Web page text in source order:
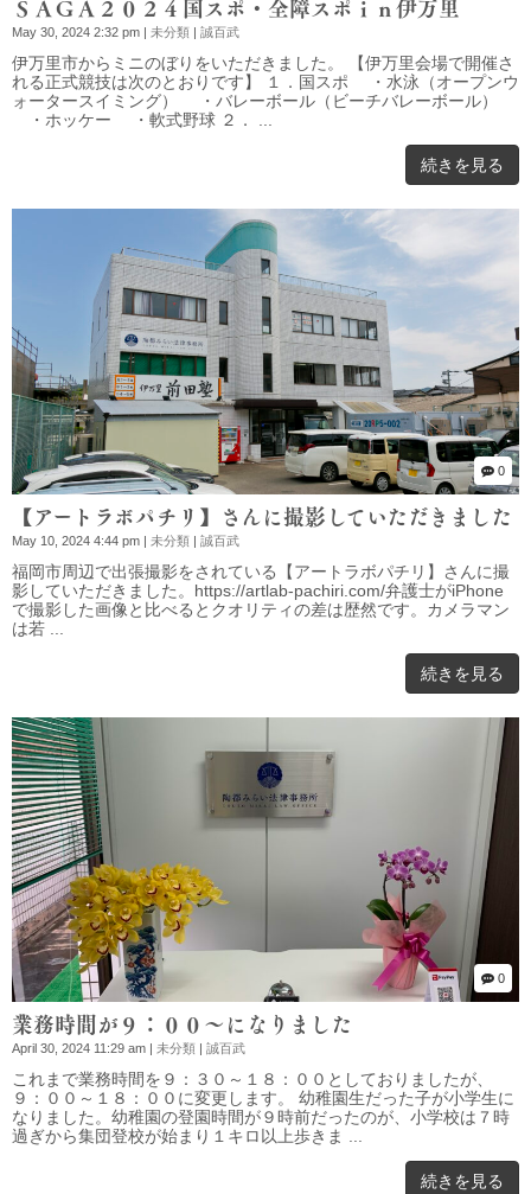
ＳＡＧＡ２０２４国スポ・全障スポｉｎ伊万里
May 30, 2024 2:32 pm 未分類 誠百武
伊万里市からミニのぼりをいただきました。 【伊万里会場で開催さ
れる正式競技は次のとおりです】 １．国スポ ・水泳（オープンウ
ォータースイミング） ・バレーボール（ビーチバレーボール）
・ホッケー ・軟式野球 ２． ...
続きを見る
0
【アートラボパチリ】さんに撮影していただきました
May 10, 2024 4:44 pm | 未分類 | 誠百武
福岡市周辺で出張撮影をされている【アートラボパチリ】さんに撮
影していただきました。https://artlab-pachiri.com/弁護士がiPhone
で撮影した画像と比べるとクオリティの差は歴然です。カメラマン
は若 ...
続きを見る
0
業務時間が９：００～になりました
April 30, 2024 11:29 am | 未分類 | 誠百武
これまで業務時間を９：３０～１８：００としておりましたが、
９：００～１８：００に変更します。 幼稚園生だった子が小学生に
なりました。幼稚園の登園時間が９時前だったのが、小学校は７時
過ぎから集団登校が始まり１キロ以上歩きま ...
続きを見る